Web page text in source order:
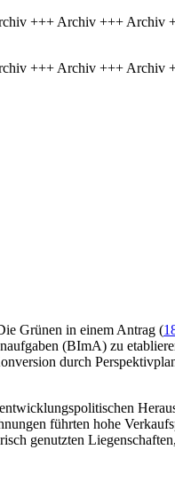
+++ Archiv +++ Archiv
+++ Archiv +++ Archiv
Grünen in einem Antrag (
(BImA) zu
durch
führten hohe
genutzten